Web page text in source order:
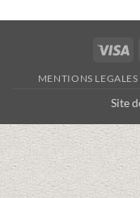
MENTIONS LEGALES
Site